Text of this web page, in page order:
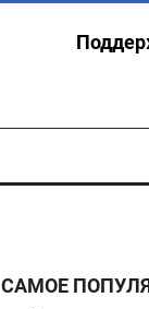
САМОЕ